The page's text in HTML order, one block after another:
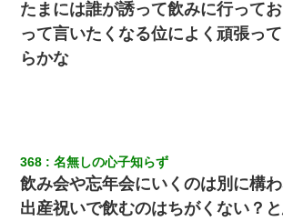
書店「息子さんが万引きしました」私「はっ
し…)うちの子ではないので迎えに行きません
た人物の正体が判明するも・・・
私が遺産を相続。→それを知った義両親が「旅
「リフォーム費用を負担しろ！」「金の管理は
浅ましくも集りにきた。
たまには誰が誘って飲みに行ってお
って言いたくなる位によく頑張っ
らかな
368 名無しの心子知らず
飲み会や忘年会にいくのは別に構
出産祝いで飲むのはちがくない？